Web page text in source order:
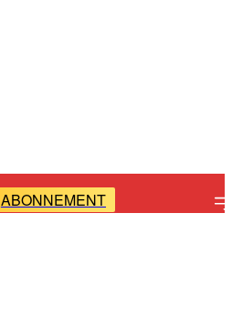
ABONNEMENT